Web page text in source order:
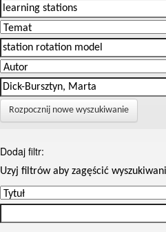
Rozpocznij nowe wyszukiwanie
Dodaj filtr:
Uzyj filtrów aby zagęścić